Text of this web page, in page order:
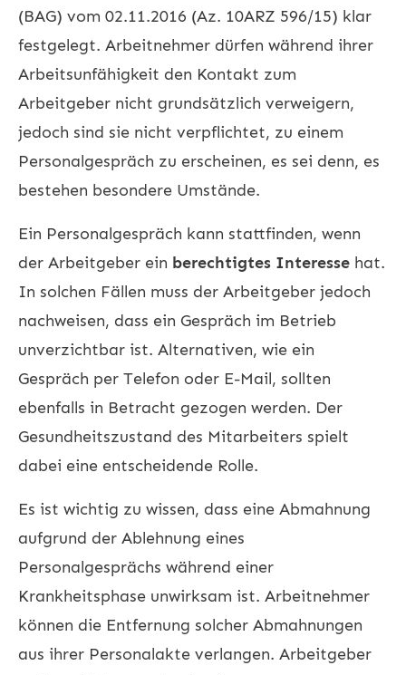
(BAG) vom 02.11.2016 (Az. 10ARZ 596/15) klar
festgelegt. Arbeitnehmer dürfen während ihrer
Arbeitsunfähigkeit den Kontakt zum
Arbeitgeber nicht grundsätzlich verweigern,
jedoch sind sie nicht verpflichtet, zu einem
Personalgespräch zu erscheinen, es sei denn, es
bestehen besondere Umstände.
Ein Personalgespräch kann stattfinden, wenn
der Arbeitgeber ein berechtigtes Interesse hat.
In solchen Fällen muss der Arbeitgeber jedoch
nachweisen, dass ein Gespräch im Betrieb
unverzichtbar ist. Alternativen, wie ein
Gespräch per Telefon oder E-Mail, sollten
ebenfalls in Betracht gezogen werden. Der
Gesundheitszustand des Mitarbeiters spielt
dabei eine entscheidende Rolle.
Es ist wichtig zu wissen, dass eine Abmahnung
aufgrund der Ablehnung eines
Personalgesprächs während einer
Krankheitsphase unwirksam ist. Arbeitnehmer
können die Entfernung solcher Abmahnungen
aus ihrer Personalakte verlangen. Arbeitgeber